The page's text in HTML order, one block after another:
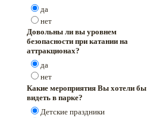
да
нет
Довольны ли вы уровнем
безопасности при катании на
аттракционах?
да
нет
Какие мероприятия Вы хотели бы
видеть в парке?
Детские праздники